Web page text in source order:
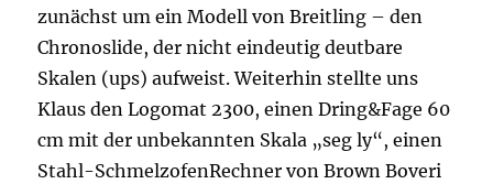
zunächst um ein Modell von Breitling – den
Chronoslide, der nicht eindeutig deutbare
Skalen (ups) aufweist. Weiterhin stellte uns
Klaus den Logomat 2300, einen Dring&Fage 60
cm mit der unbekannten Skala „seg ly“, einen
Stahl-SchmelzofenRechner von Brown Boveri